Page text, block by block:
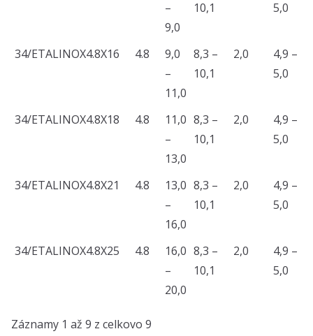
–
9,0
10,1
5,0
34/ETALINOX4.8X16 4.8
9,0
–
11,0
8,3 –
10,1
2,0
4,9 –
5,0
34/ETALINOX4.8X18 4.8
11,0
–
13,0
8,3 –
10,1
2,0
4,9 –
5,0
34/ETALINOX4.8X21 4.8
13,0
–
16,0
8,3 –
10,1
2,0
4,9 –
5,0
34/ETALINOX4.8X25 4.8
16,0
–
20,0
8,3 –
10,1
2,0
4,9 –
5,0
Záznamy 1 až 9 z celkovo 9